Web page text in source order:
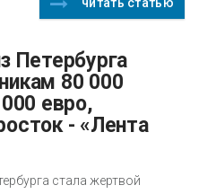
читать статью
80 000
евро,
- «Лента
стала жертвой